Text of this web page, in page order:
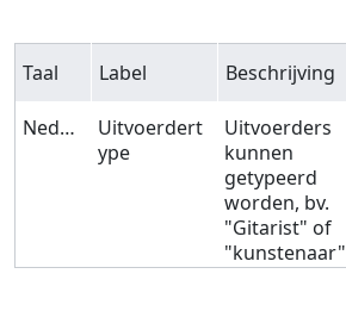
Taal Label Beschrijving
Nederlands
Uitvoerdert
ype
Uitvoerders
kunnen
getypeerd
worden, bv.
"Gitarist" of
"kunstenaar"